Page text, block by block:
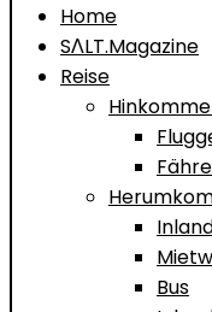
Home
SΛLT.Magazine
Reise
Bus